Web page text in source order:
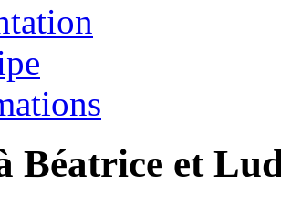
Béatrice et